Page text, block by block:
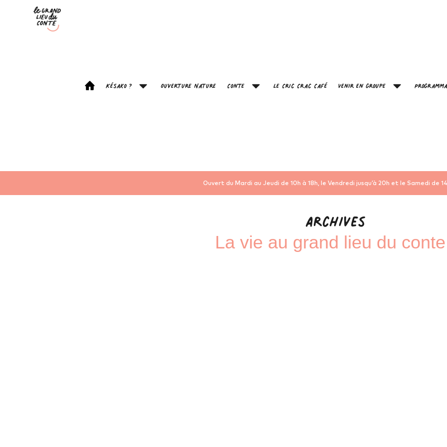
Késako ? Ouverture Nature Conte Le Cric Crac Café Venir en groupe
Ouvert du Mardi au Jeudi de 10h à 18h, le Vendredi jusqu’à 20h et le Samedi de
Archives
La vie au grand lieu du